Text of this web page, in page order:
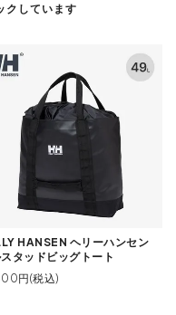
クしています
HANSEN ヘリーハンセン
タッドビッグトート
円(税込)